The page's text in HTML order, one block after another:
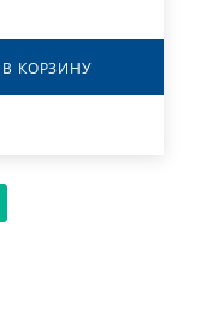
В КОРЗИНУ